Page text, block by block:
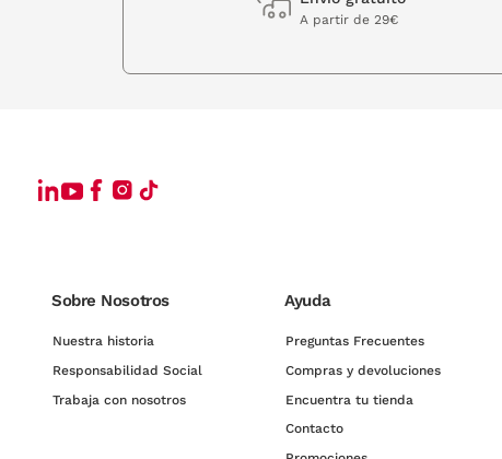
A partir de 29€
Sobre Nosotros
Nuestra historia
Responsabilidad Social
Trabaja con nosotros
Ayuda
Preguntas Frecuentes
Compras y devoluciones
Encuentra tu tienda
Contacto